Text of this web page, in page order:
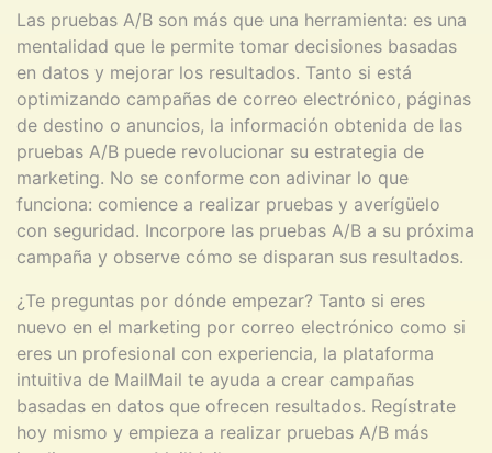
Las pruebas A/B son más que una herramienta: es una
mentalidad que le permite tomar decisiones basadas
en datos y mejorar los resultados. Tanto si está
optimizando campañas de correo electrónico, páginas
de destino o anuncios, la información obtenida de las
pruebas A/B puede revolucionar su estrategia de
marketing. No se conforme con adivinar lo que
funciona: comience a realizar pruebas y averígüelo
con seguridad. Incorpore las pruebas A/B a su próxima
campaña y observe cómo se disparan sus resultados.
¿Te preguntas por dónde empezar? Tanto si eres
nuevo en el marketing por correo electrónico como si
eres un profesional con experiencia, la plataforma
intuitiva de MailMail te ayuda a crear campañas
basadas en datos que ofrecen resultados. Regístrate
hoy mismo y empieza a realizar pruebas A/B más